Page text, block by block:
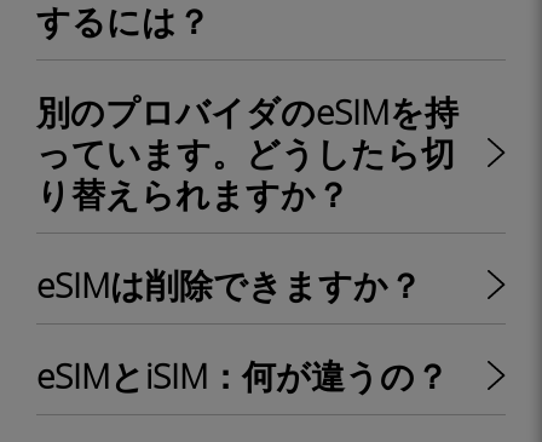
するには？
別のプロバイダのeSIMを持
っています。どうしたら切
り替えられますか？
eSIMは削除できますか？
eSIMとiSIM：何が違うの？